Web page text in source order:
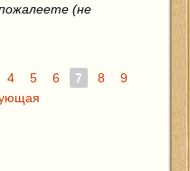
(не
4 5 6 7 8
9